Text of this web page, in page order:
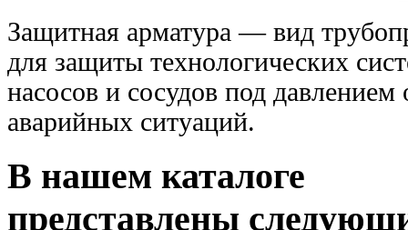
Защитная арматура — вид
для защиты технологических
насосов и сосудов под
аварийных ситуаций.
В нашем каталоге
представлены